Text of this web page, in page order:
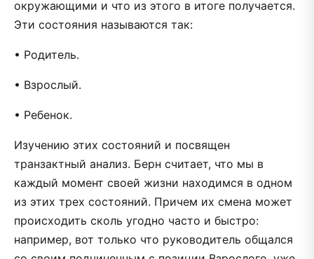
окружающими и что из этого в итоге получается.
Эти состояния называются так:
• Родитель.
• Взрослый.
• Ребенок.
Изучению этих состояний и посвящен
транзактный анализ. Берн считает, что мы в
каждый момент своей жизни находимся в одном
из этих трех состояний. Причем их смена может
происходить сколь угодно часто и быстро:
например, вот только что руководитель общался